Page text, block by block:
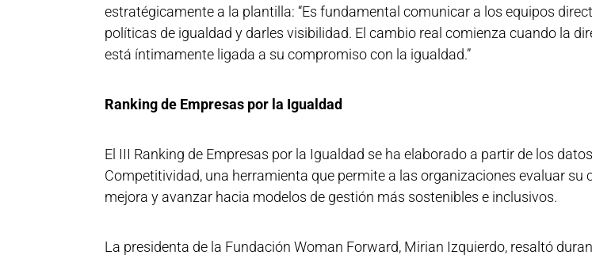
estratégicamente a la plantilla: “Es fundamental comunicar a los equipos
políticas de igualdad y darles visibilidad. El cambio real comienza cuando la
está íntimamente ligada a su compromiso con la igualdad.”
Ranking de Empresas por la Igualdad
El III Ranking de Empresas por la Igualdad se ha elaborado a partir de los
Competitividad, una herramienta que permite a las organizaciones evaluar
mejora y avanzar hacia modelos de gestión más sostenibles e inclusivos.
La presidenta de la Fundación Woman Forward, Mirian Izquierdo, resaltó